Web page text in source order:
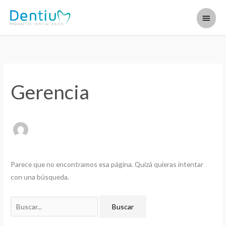
Menú
Gerencia
Parece que no encontramos esa página. Quizá quieras intentar
con una búsqueda.